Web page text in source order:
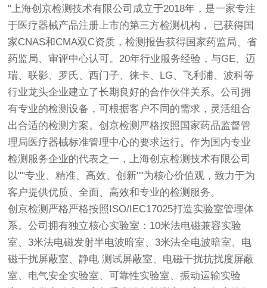
"上海创京检测技术有限公司成立于2018年，是一家专注
于医疗器械产品注册上市的第三方检测机构， 已获得国
家CNAS和CMA双C资质，检测报告获得国家药监局、省
药监局、审评中心认可。20年行业服务经验，与GE、迈
瑞、联影、罗氏、西门子、徕卡、LG、飞利浦、波科等
行业龙头企业建立了长期良好的合作伙伴关系。公司拥
有专业的检测设备，可根据客户不同的需求，灵活组合
出合适的检测方案。创京检测 严格按照国家药品监督管
理局 医疗器械标准管理中心的要求运行。作为国内专业
检测服务企业的代表之一，上海创京检测技术有限公司
以""专业、精准、高效、创新""为核心价值观，致力于为
客户提供优质、全面、高效和专业的检测服务。
创京检测 严格严格按照ISO/IEC17025打造实验室管理体
系。公司拥有独立核心实验室：10米法电磁兼容实验
室、3米法电磁发射半电波暗室、3米法全电波暗室、电
磁干扰屏蔽室、静电 测试屏蔽室、电磁干扰抗扰度屏蔽
室、电气安全实验室、可靠性实验室、振动运输实验